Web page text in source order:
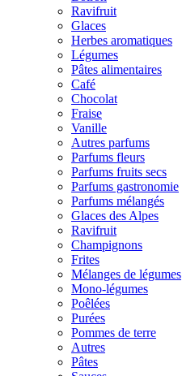
Ravifruit
Glaces
Herbes aromatiques
Légumes
Pâtes alimentaires
Café
Chocolat
Fraise
Vanille
Autres parfums
Parfums fleurs
Parfums fruits secs
Parfums gastronomie
Parfums mélangés
Glaces des Alpes
Ravifruit
Champignons
Frites
Mélanges de légumes
Mono-légumes
Poêlées
Purées
Pommes de terre
Autres
Pâtes